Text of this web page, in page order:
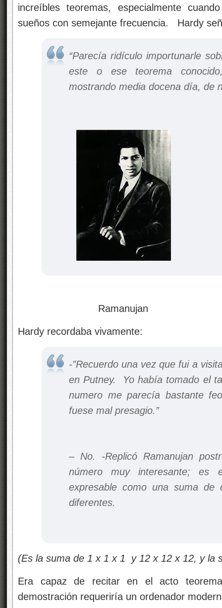
increíbles teoremas, especialmente
sueños con semejante frecuencia. Hardy
“Parecía ridículo importunarle
este o ese teorema
mostrando media docena día, de
Ramanujan
Hardy recordaba vivamente:
-”Recuerdo una vez que fui a
en Putney. Yo había tomado el
numero me parecía bastante
fuese mal presagio.”
– No. -Replicó Ramanujan
número muy interesante; es
expresable como una suma de
diferentes.
(Es la suma de 1 x 1 x 1 y 12 x 12 x 12, y
Era capaz de recitar en el acto
demostración requeriría un ordenador